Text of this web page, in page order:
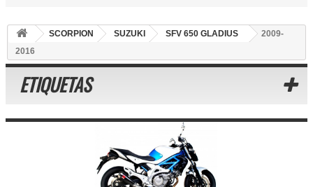
SCORPION SUZUKI SFV 650 GLADIUS
2009-
2016
ETIQUETAS